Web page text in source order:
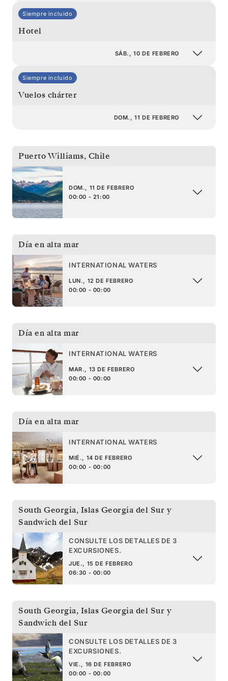
Siempre incluido
Hotel
SÁB., 10 DE FEBRERO
Siempre incluido
Vuelos chárter
DOM., 11 DE FEBRERO
Puerto Williams, Chile
DOM., 11 DE FEBRERO
00:00 - 21:00
Día en alta mar
INTERNATIONAL WATERS
LUN., 12 DE FEBRERO
00:00 - 00:00
Día en alta mar
INTERNATIONAL WATERS
MAR., 13 DE FEBRERO
00:00 - 00:00
Día en alta mar
INTERNATIONAL WATERS
MIÉ., 14 DE FEBRERO
00:00 - 00:00
South Georgia, Islas Georgia del Sur y
Sandwich del Sur
CONSULTE LOS DETALLES DE 3
EXCURSIONES.
JUE., 15 DE FEBRERO
06:30 - 00:00
South Georgia, Islas Georgia del Sur y
Sandwich del Sur
CONSULTE LOS DETALLES DE 3
EXCURSIONES.
VIE., 16 DE FEBRERO
00:00 - 00:00